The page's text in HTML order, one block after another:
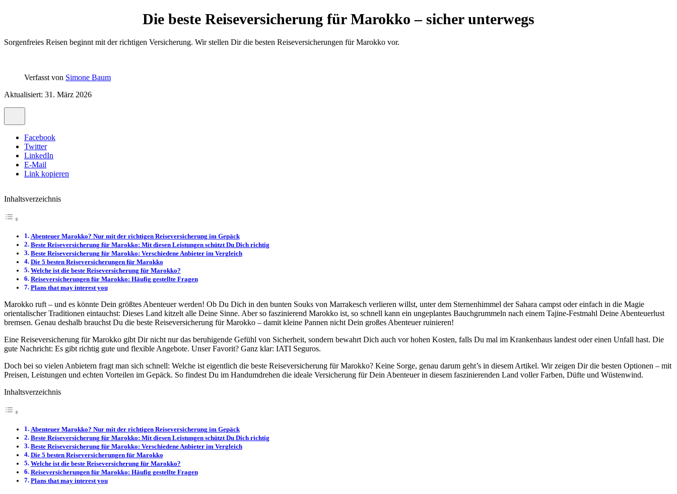
Die beste Reiseversicherung für Marokko – sicher unterwegs
Sorgenfreies Reisen beginnt mit der richtigen Versicherung. Wir stellen Dir die besten Reiseversicherungen für Marokko vor.
Verfasst von Simone Baum
Aktualisiert: 31. März 2026
Facebook
Twitter
LinkedIn
E-Mail
Link kopieren
Inhaltsverzeichnis
Abenteuer Marokko? Nur mit der richtigen Reiseversicherung im Gepäck
Beste Reiseversicherung für Marokko: Mit diesen Leistungen schützt Du Dich richtig
Beste Reiseversicherung für Marokko: Verschiedene Anbieter im Vergleich
Die 5 besten Reiseversicherungen für Marokko
Welche ist die beste Reiseversicherung für Marokko?
Reiseversicherungen für Marokko: Häufig gestellte Fragen
Plans that may interest you
Marokko ruft – und es könnte Dein größtes Abenteuer werden! Ob Du Dich in den bunten Souks von Marrakesch verlieren willst, unter dem Sternenhimmel der Sahara campst oder einfach in die Magie
orientalischer Traditionen eintauchst: Dieses Land kitzelt alle Deine Sinne. Aber so faszinierend Marokko ist, so schnell kann ein ungeplantes Bauchgrummeln nach einem Tajine-Festmahl Deine Abenteuerlust
bremsen. Genau deshalb brauchst Du die beste Reiseversicherung für Marokko – damit kleine Pannen nicht Dein großes Abenteuer ruinieren!
Eine Reiseversicherung für Marokko gibt Dir nicht nur das beruhigende Gefühl von Sicherheit, sondern bewahrt Dich auch vor hohen Kosten, falls Du mal im Krankenhaus landest oder einen Unfall hast. Die
gute Nachricht: Es gibt richtig gute und flexible Angebote. Unser Favorit? Ganz klar: IATI Seguros.
Doch bei so vielen Anbietern fragt man sich schnell: Welche ist eigentlich die beste Reiseversicherung für Marokko? Keine Sorge, genau darum geht’s in diesem Artikel. Wir zeigen Dir die besten Optionen – mit
Preisen, Leistungen und echten Vorteilen im Gepäck. So findest Du im Handumdrehen die ideale Versicherung für Dein Abenteuer in diesem faszinierenden Land voller Farben, Düfte und Wüstenwind.
Inhaltsverzeichnis
Abenteuer Marokko? Nur mit der richtigen Reiseversicherung im Gepäck
Beste Reiseversicherung für Marokko: Mit diesen Leistungen schützt Du Dich richtig
Beste Reiseversicherung für Marokko: Verschiedene Anbieter im Vergleich
Die 5 besten Reiseversicherungen für Marokko
Welche ist die beste Reiseversicherung für Marokko?
Reiseversicherungen für Marokko: Häufig gestellte Fragen
Plans that may interest you